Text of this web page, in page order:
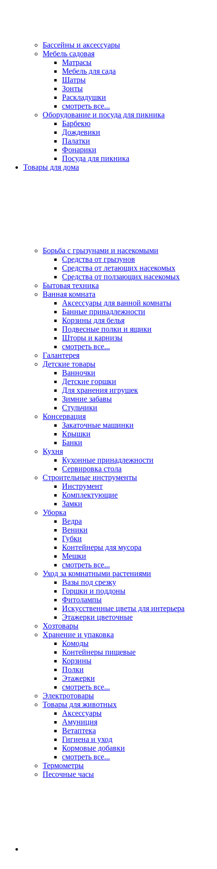
Бассейны и аксессуары
Мебель садовая
Матрасы
Мебель для сада
Шатры
Зонты
Раскладушки
смотреть все...
Оборудование и посуда для пикника
Барбекю
Дождевики
Палатки
Фонарики
Посуда для пикника
Товары для дома
Борьба с грызунами и насекомыми
Средства от грызунов
Средства от летающих насекомых
Средства от ползающих насекомых
Бытовая техника
Ванная комната
Аксессуары для ванной комнаты
Банные принадлежности
Корзины для белья
Подвесные полки и ящики
Шторы и карнизы
смотреть все...
Галантерея
Детские товары
Ванночки
Детские горшки
Для хранения игрушек
Зимние забавы
Стульчики
Консервация
Закаточные машинки
Крышки
Банки
Кухня
Кухонные принадлежности
Сервировка стола
Строительные инструменты
Инструмент
Комплектующие
Замки
Уборка
Ведра
Веники
Губки
Контейнеры для мусора
Мешки
смотреть все...
Уход за комнатными растениями
Вазы под срезку
Горшки и поддоны
Фитолампы
Искусственные цветы для интерьера
Этажерки цветочные
Хозтовары
Хранение и упаковка
Комоды
Контейнеры пищевые
Корзины
Полки
Этажерки
смотреть все...
Электротовары
Товары для животных
Аксессуары
Амуниция
Ветаптека
Гигиена и уход
Кормовые добавки
смотреть все...
Термометры
Песочные часы